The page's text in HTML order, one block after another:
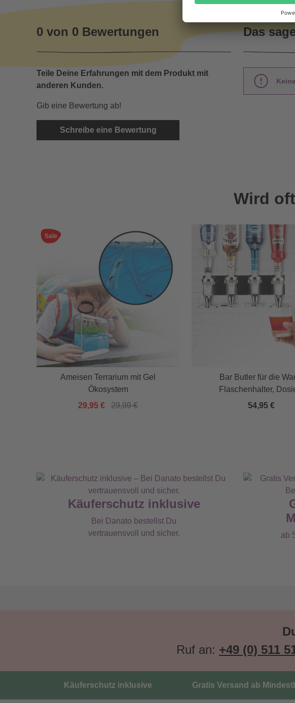
0 von 0 Bewertungen
Teile Deine Erfahrungen mit dem Produkt mit
anderen Kunden.
Gib eine Bewertung ab!
Schreibe eine Bewertung
Das
Wird
Sale
Ameisen Terrarium mit Gel
Ökosystem
29,95 €
29,99 €
Bar Butler für die
Flaschenhalter,
54,95 €
Käuferschutz inklusive
Bei Danato bestellst Du
vertrauensvoll und sicher.
ab
Ruf an: +49 (0) 511
Käuferschutz inklusive Gratis Versand ab